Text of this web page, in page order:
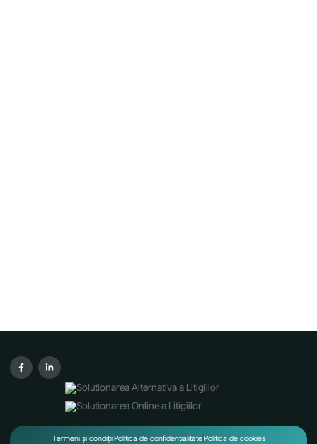
Termeni și condițiiPolitica de confidențialitatePolitica de cookies